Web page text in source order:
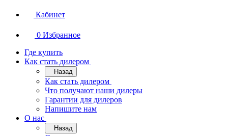
Кабинет
0 Избранное
Где купить
Как стать дилером
Назад
Как стать дилером
Что получают наши дилеры
Гарантии для дилеров
Напишите нам
О нас
Назад